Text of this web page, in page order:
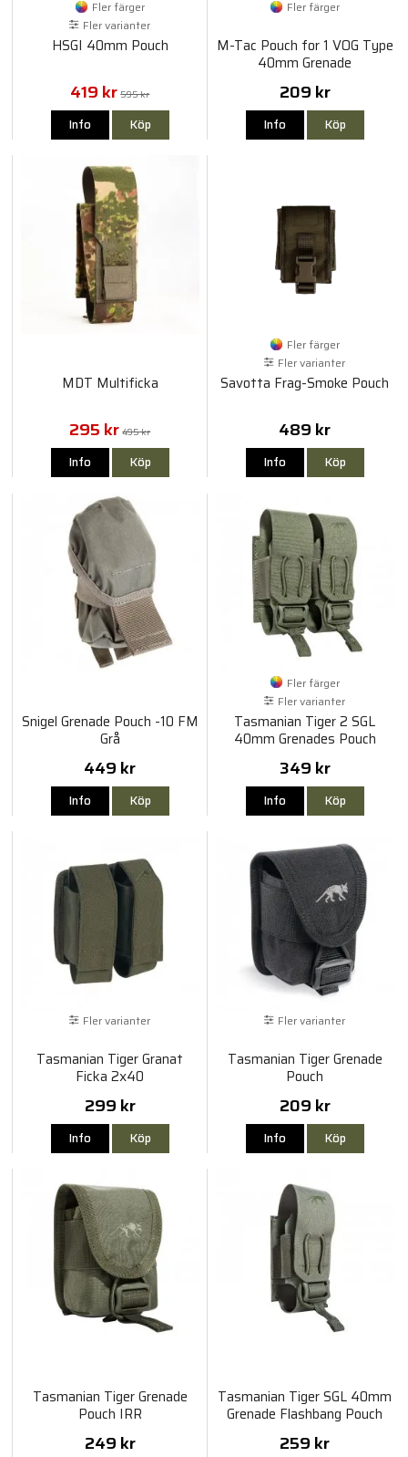
Fler färger
Fler varianter
HSGI 40mm Pouch
419 kr 595 kr
Info Köp
Fler färger
M-Tac Pouch for 1 VOG Type
40mm Grenade
209 kr
Info Köp
MDT Multificka
295 kr 495 kr
Info Köp
Fler färger
Fler varianter
Savotta Frag-Smoke Pouch
489 kr
Info Köp
Snigel Grenade Pouch -10 FM
Grå
449 kr
Info Köp
Fler färger
Fler varianter
Tasmanian Tiger 2 SGL
40mm Grenades Pouch
349 kr
Info Köp
Fler varianter
Tasmanian Tiger Granat
Ficka 2x40
299 kr
Info Köp
Fler varianter
Tasmanian Tiger Grenade
Pouch
209 kr
Info Köp
Tasmanian Tiger Grenade
Pouch IRR
249 kr
Tasmanian Tiger SGL 40mm
Grenade Flashbang Pouch
IRR
259 kr